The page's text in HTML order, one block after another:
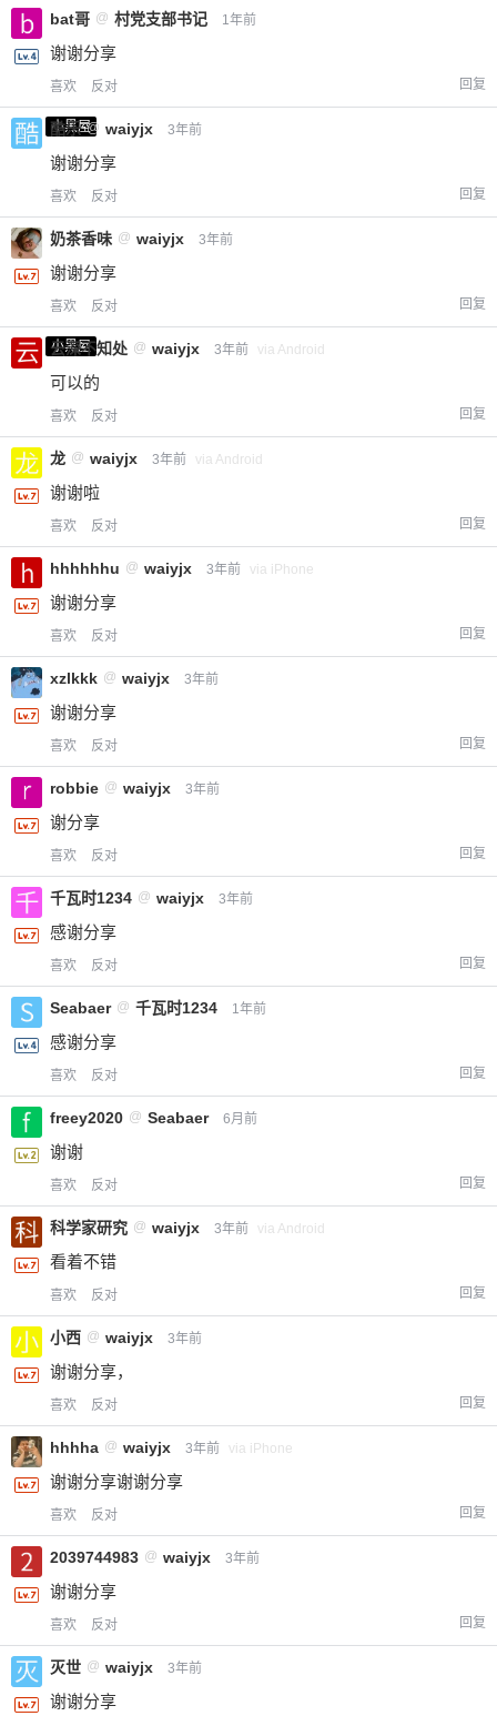
bat哥 @ 村党支部书记 1年前
谢谢分享
喜欢 反对 回复
小黑屋
酷乐 @ waiyjx 3年前
谢谢分享
喜欢 反对 回复
奶茶香味 @ waiyjx 3年前
谢谢分享
喜欢 反对 回复
小黑屋
云深不知处 @ waiyjx 3年前 via Android
可以的
喜欢 反对 回复
龙 @ waiyjx 3年前 via Android
谢谢啦
喜欢 反对 回复
hhhhhhu @ waiyjx 3年前 via iPhone
谢谢分享
喜欢 反对 回复
xzlkkk @ waiyjx 3年前
谢谢分享
喜欢 反对 回复
robbie @ waiyjx 3年前
谢分享
喜欢 反对 回复
千瓦时1234 @ waiyjx 3年前
感谢分享
喜欢 反对 回复
Seabaer @ 千瓦时1234 1年前
感谢分享
喜欢 反对 回复
freey2020 @ Seabaer 6月前
谢谢
喜欢 反对 回复
科学家研究 @ waiyjx 3年前 via Android
看着不错
喜欢 反对 回复
小西 @ waiyjx 3年前
谢谢分享，
喜欢 反对 回复
hhhha @ waiyjx 3年前 via iPhone
谢谢分享谢谢分享
喜欢 反对 回复
2039744983 @ waiyjx 3年前
谢谢分享
喜欢 反对 回复
灭世 @ waiyjx 3年前
谢谢分享